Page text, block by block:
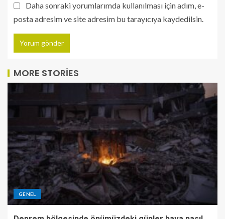
Daha sonraki yorumlarımda kullanılması için adım, e-
posta adresim ve site adresim bu tarayıcıya kaydedilsin.
MORE STORIES
GENEL